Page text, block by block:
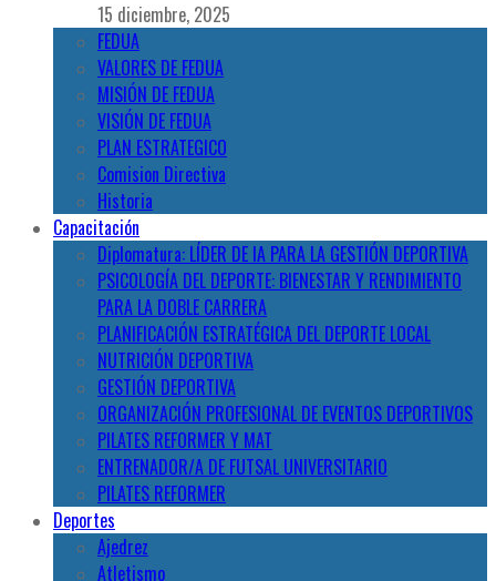
15 diciembre, 2025
FEDUA
VALORES DE FEDUA
MISIÓN DE FEDUA
VISIÓN DE FEDUA
PLAN ESTRATEGICO
Comision Directiva
Historia
Capacitación
Diplomatura: LÍDER DE IA PARA LA GESTIÓN DEPORTIVA
PSICOLOGÍA DEL DEPORTE: BIENESTAR Y RENDIMIENTO
PARA LA DOBLE CARRERA
PLANIFICACIÓN ESTRATÉGICA DEL DEPORTE LOCAL
NUTRICIÓN DEPORTIVA
GESTIÓN DEPORTIVA
ORGANIZACIÓN PROFESIONAL DE EVENTOS DEPORTIVOS
PILATES REFORMER Y MAT
ENTRENADOR/A DE FUTSAL UNIVERSITARIO
PILATES REFORMER
Deportes
Ajedrez
Atletismo